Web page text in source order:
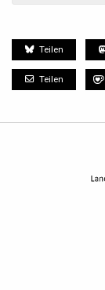
Teilen
Teilen